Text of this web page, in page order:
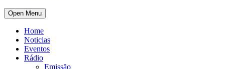
Open Menu
Home
Noticias
Eventos
Rádio
Emissão